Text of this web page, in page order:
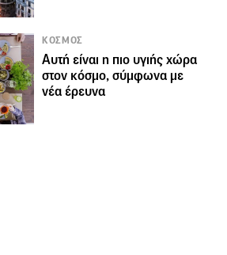
KΟΣΜΟΣ
Αυτή είναι η πιο υγιής χώρα
στον κόσμο, σύμφωνα με
νέα έρευνα